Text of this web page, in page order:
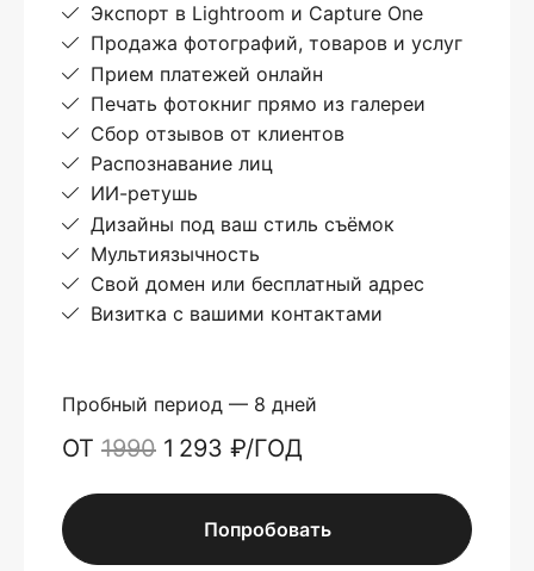
Экспорт в Lightroom и Capture One
Продажа фотографий, товаров и услуг
Прием платежей онлайн
Печать фотокниг прямо из галереи
Сбор отзывов от клиентов
Распознавание лиц
ИИ-ретушь
Дизайны под ваш стиль съёмок
Мультиязычность
Свой домен или бесплатный адрес
Визитка с вашими контактами
Пробный период — 8 дней
ОТ 1990 1 293 ₽/ГОД
Попробовать